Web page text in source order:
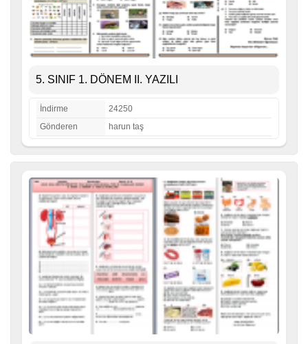
5. SINIF 1. DÖNEM II. YAZILI
İndirme
24250
Gönderen
harun taş